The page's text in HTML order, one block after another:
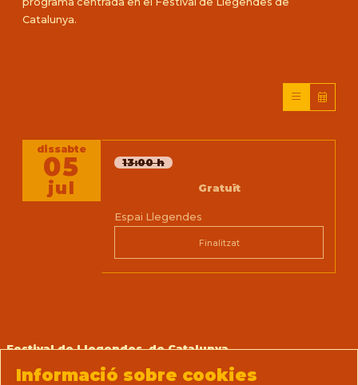
Catalunya.
dissabte
05
jul
13:00 h
Gratuït
Espai Llegendes
Finalitzat
Festival de Llegendes de Catalunya
Prats, 14 (La Casa del Teatre Nu)
Informació sobre cookies